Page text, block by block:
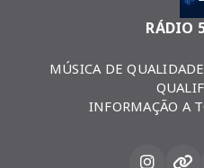
RÁDIO
MÚSICA DE
INFORMAÇÃO A